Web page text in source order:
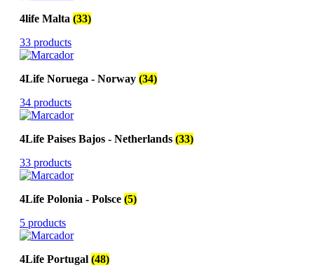
4life Malta (33)
33 products
4Life Noruega - Norway (34)
34 products
4Life Paises Bajos - Netherlands (33)
33 products
4Life Polonia - Polsce (5)
5 products
4Life Portugal (48)